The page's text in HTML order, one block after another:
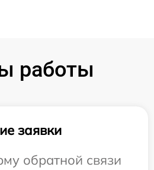
работы
заявки
обратной связи